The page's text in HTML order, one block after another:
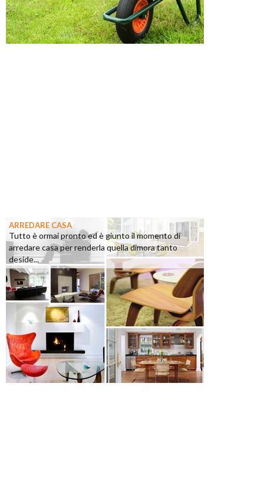
ARREDARE CASA
Tutto è ormai pronto ed è giunto il momento di
arredare casa per renderla quella dimora tanto
deside...